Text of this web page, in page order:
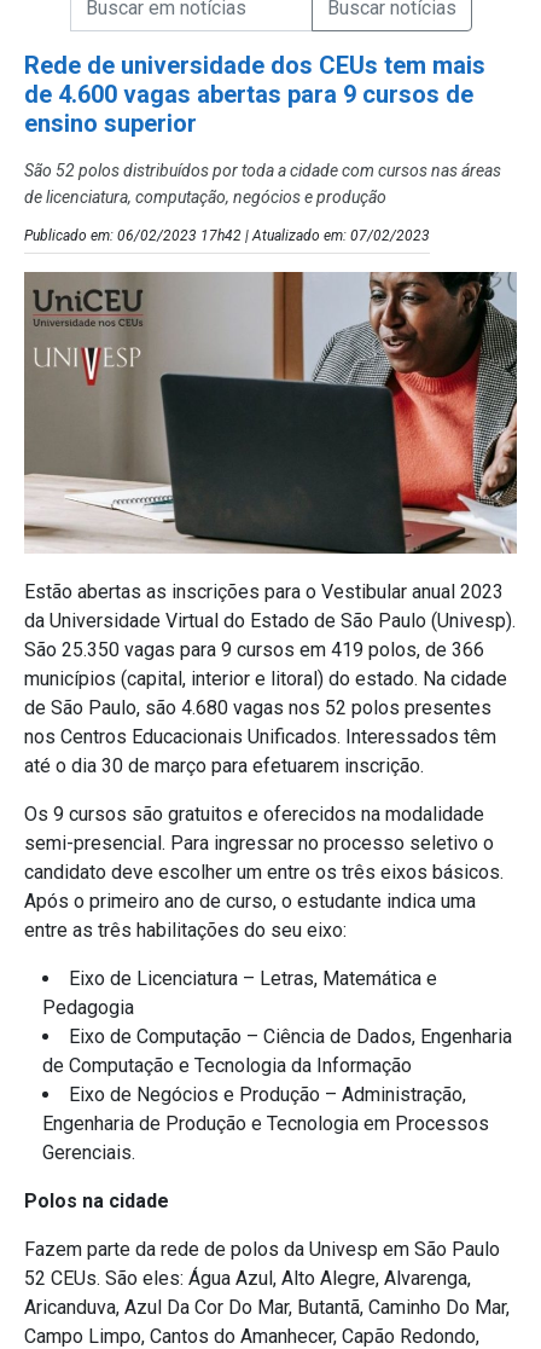
Rede de universidade dos CEUs tem mais
de 4.600 vagas abertas para 9 cursos de
ensino superior
São 52 polos distribuídos por toda a cidade com cursos nas áreas
de licenciatura, computação, negócios e produção
Publicado em: 06/02/2023 17h42 | Atualizado em: 07/02/2023
Estão abertas as inscrições para o Vestibular anual 2023
da Universidade Virtual do Estado de São Paulo (Univesp).
São 25.350 vagas para 9 cursos em 419 polos, de 366
municípios (capital, interior e litoral) do estado. Na cidade
de São Paulo, são 4.680 vagas nos 52 polos presentes
nos Centros Educacionais Unificados. Interessados têm
até o dia 30 de março para efetuarem inscrição.
Os 9 cursos são gratuitos e oferecidos na modalidade
semi-presencial. Para ingressar no processo seletivo o
candidato deve escolher um entre os três eixos básicos.
Após o primeiro ano de curso, o estudante indica uma
entre as três habilitações do seu eixo:
Eixo de Licenciatura – Letras, Matemática e
Pedagogia
Eixo de Computação – Ciência de Dados, Engenharia
de Computação e Tecnologia da Informação
Eixo de Negócios e Produção – Administração,
Engenharia de Produção e Tecnologia em Processos
Gerenciais.
Polos na cidade
Fazem parte da rede de polos da Univesp em São Paulo
52 CEUs. São eles: Água Azul, Alto Alegre, Alvarenga,
Aricanduva, Azul Da Cor Do Mar, Butantã, Caminho Do Mar,
Campo Limpo, Cantos do Amanhecer, Capão Redondo,